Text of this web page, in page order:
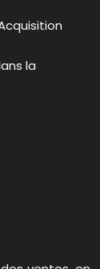
la